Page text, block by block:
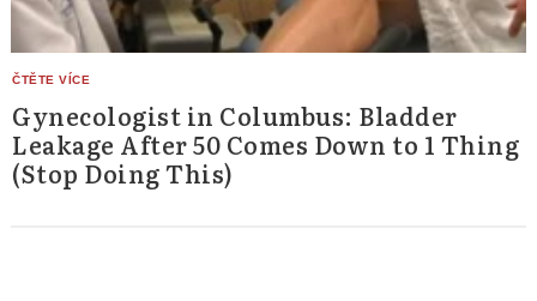
Gynecologist in Columbus: Bladder
Leakage After 50 Comes Down to 1 Thing
(Stop Doing This)